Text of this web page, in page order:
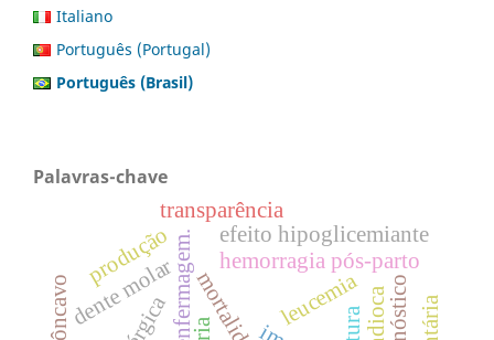
Italiano
Português (Portugal)
Português (Brasil)
Palavras-chave
hemorragia pós-parto
leucemia
dente molar
efeito hipoglicemiante
produção
transparência